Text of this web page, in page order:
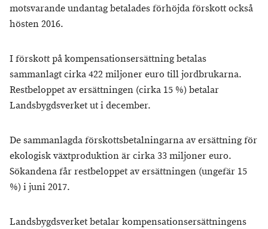
motsvarande undantag betalades förhöjda förskott också
hösten 2016.
I förskott på kompensationsersättning betalas
sammanlagt cirka 422 miljoner euro till jordbrukarna.
Restbeloppet av ersättningen (cirka 15 %) betalar
Landsbygdsverket ut i december.
De sammanlagda förskottsbetalningarna av ersättning för
ekologisk växtproduktion är cirka 33 miljoner euro.
Sökandena får restbeloppet av ersättningen (ungefär 15
%) i juni 2017.
Landsbygdsverket betalar kompensationsersättningens